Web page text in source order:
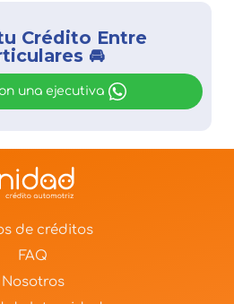
Crédito Entre
🚘
una ejecutiva
de créditos
FAQ
Nosotros